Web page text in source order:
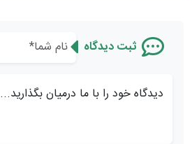
ثبت دیدگاه
دیدگاه خود را با ما درمیان بگذارید...